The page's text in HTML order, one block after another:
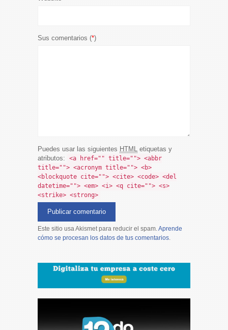
Sus comentarios (*)
Puedes usar las siguientes HTML
etiquetas y
atributos:
<a href="" title=""> <abbr
title=""> <acronym title=""> <b>
<blockquote cite=""> <cite> <code> <del
datetime=""> <em> <i> <q cite=""> <s>
<strike> <strong>
Este sitio usa Akismet para reducir el spam.Aprende
cómo se procesan los datos de tus comentarios.